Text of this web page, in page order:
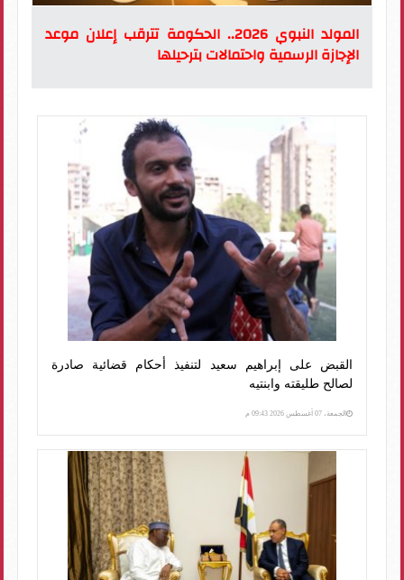
المولد النبوي 2026.. الحكومة تترقب إعلان موعد
الإجازة الرسمية واحتمالات بترحيلها
القبض على إبراهيم سعيد لتنفيذ أحكام قضائية صادرة
لصالح طليقته وابنتيه
الجمعة، 07 أغسطس 2026 09:43 م